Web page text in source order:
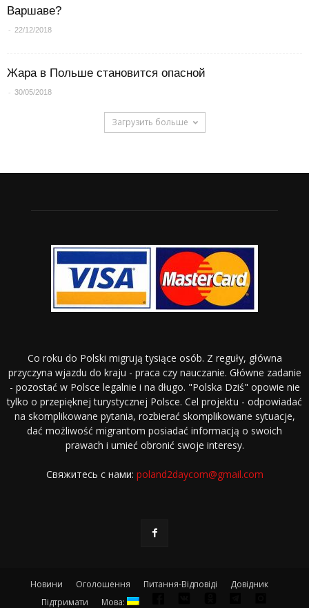
Варшаве?
- 22/12/2018
Жара в Польше становится опасной
- 30/05/2018
Загрузить больше
Co roku do Polski migrują tysiące osób. Z reguły, główna
przyczyna wjazdu do kraju - praca czy nauczanie. Główne zadanie
- pozostać w Polsce legalnie i na długo. "Polska Dziś" opowie nie
tylko o przepięknej turystycznej Polsce. Cel projektu - odpowiadać
na skomplikowane pytania, rozbierać skomplikowane sytuacje,
dać możliwość migrantom posiadać informacją o swoich
prawach i umieć obronić swoje interesy.
Свяжитесь с нами: poland2daycom@gmail.com
Новини Оголошення Питання-Відповіді
Довідник
Підтримати
Мова: